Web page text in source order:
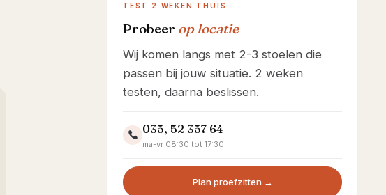
TEST 2 WEKEN THUIS
Probeer op locatie
Wij komen langs met 2-3 stoelen die
passen bij jouw situatie. 2 weken
testen, daarna beslissen.
035, 52 357 64
ma-vr 08:30 tot 17:30
Plan proefzitten →